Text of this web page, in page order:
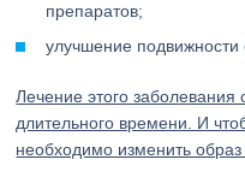
препаратов;
улучшение подвижности
Лечение этого
длительного времени. И
необходимо изменить образ